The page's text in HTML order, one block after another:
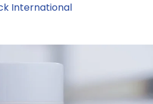
International